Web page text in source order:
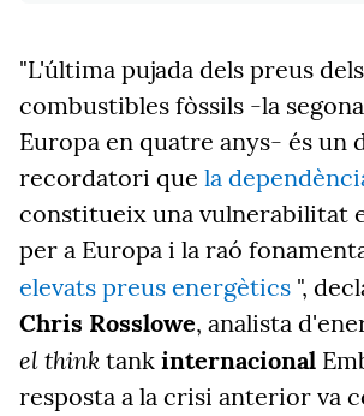
"L'última pujada dels preus dels
combustibles fòssils -la
Europa en quatre anys- és un
recordatori que la
constitueix una vulnerabilitat
per a Europa i la raó
elevats preus energètics ",
Chris Rosslowe, analista
el think tank internacional
resposta a la crisi anterior va